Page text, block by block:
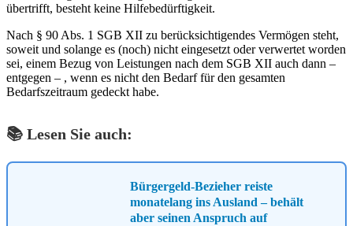
übertrifft, besteht keine Hilfebedürftigkeit.
Nach § 90 Abs. 1 SGB XII zu berücksichtigendes Vermögen steht,
soweit und solange es (noch) nicht eingesetzt oder verwertet worden
sei, einem Bezug von Leistungen nach dem SGB XII auch dann –
entgegen – , wenn es nicht den Bedarf für den gesamten
Bedarfszeitraum gedeckt habe.
📚 Lesen Sie auch:
Bürgergeld-Bezieher reiste
monatelang ins Ausland – behält
aber seinen Anspruch auf